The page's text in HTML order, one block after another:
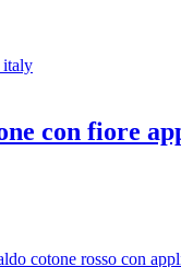
con fiore